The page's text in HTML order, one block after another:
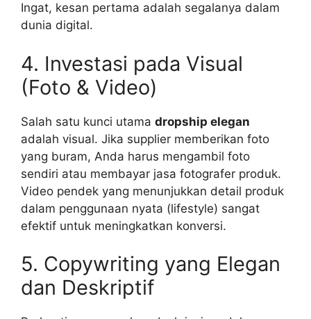
Ingat, kesan pertama adalah segalanya dalam
dunia digital.
4. Investasi pada Visual
(Foto & Video)
Salah satu kunci utama dropship elegan
adalah visual. Jika supplier memberikan foto
yang buram, Anda harus mengambil foto
sendiri atau membayar jasa fotografer produk.
Video pendek yang menunjukkan detail produk
dalam penggunaan nyata (lifestyle) sangat
efektif untuk meningkatkan konversi.
5. Copywriting yang Elegan
dan Deskriptif